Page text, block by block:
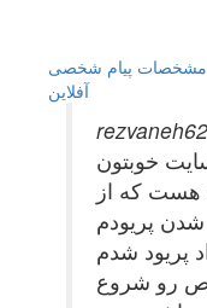
مشخصات پیام شخصی
آفلاين
خوبتون
دارم مدت 2ماه هست که از
پریودم
این ماه 15 مرداد پریود شدم
قرص رو شروع